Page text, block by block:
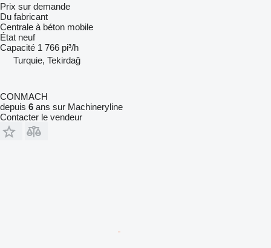
Prix sur demande
Du fabricant
Centrale à béton mobile
État neuf
Capacité 1 766 pi³/h
Turquie, Tekirdağ
CONMACH
depuis 6 ans sur Machineryline
Contacter le vendeur